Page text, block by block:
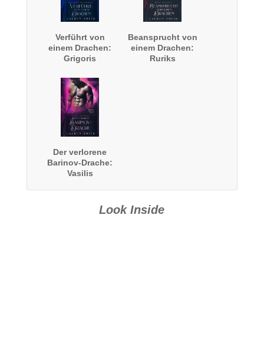
Verführt von
einem Drachen:
Grigoris
Beansprucht von
einem Drachen:
Ruriks
Der verlorene
Barinov-Drache:
Vasilis
Look Inside